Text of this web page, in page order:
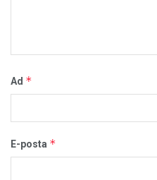
Ad *
E-posta *